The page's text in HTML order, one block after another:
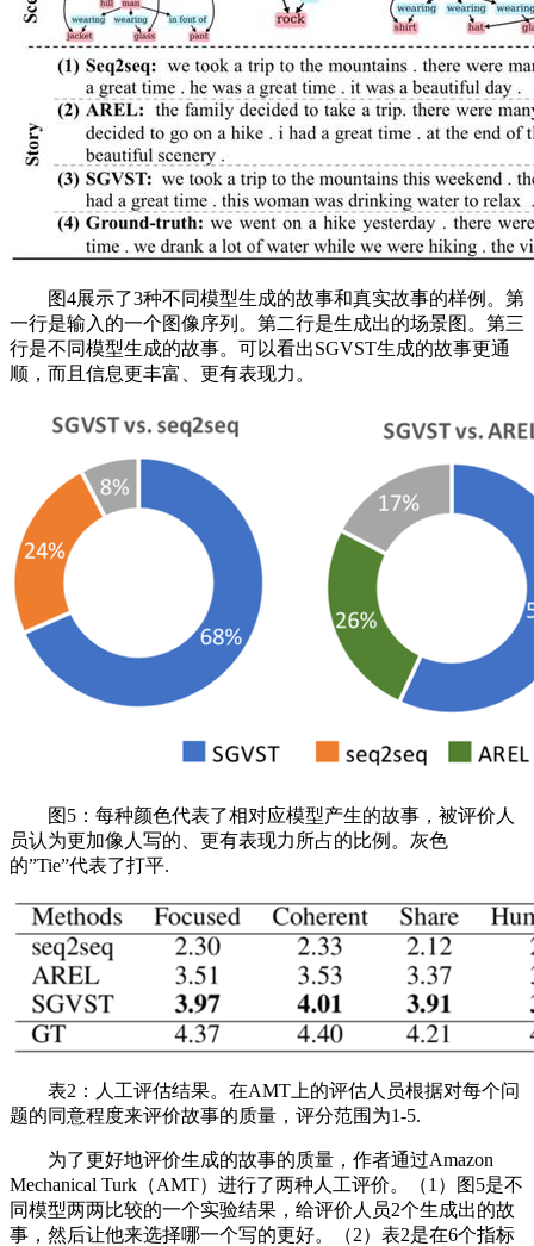
图4展示了3种不同模型生成的故事和真实故事的样例。第
一行是输入的一个图像序列。第二行是生成出的场景图。第三
行是不同模型生成的故事。可以看出SGVST生成的故事更通
顺，而且信息更丰富、更有表现力。
图5：每种颜色代表了相对应模型产生的故事，被评价人
员认为更加像人写的、更有表现力所占的比例。灰色
的”Tie”代表了打平.
表2：人工评估结果。在AMT上的评估人员根据对每个问
题的同意程度来评价故事的质量，评分范围为1-5.
为了更好地评价生成的故事的质量，作者通过Amazon
Mechanical Turk（AMT）进行了两种人工评价。（1）图5是不
同模型两两比较的一个实验结果，给评价人员2个生成出的故
事，然后让他来选择哪一个写的更好。（2）表2是在6个指标